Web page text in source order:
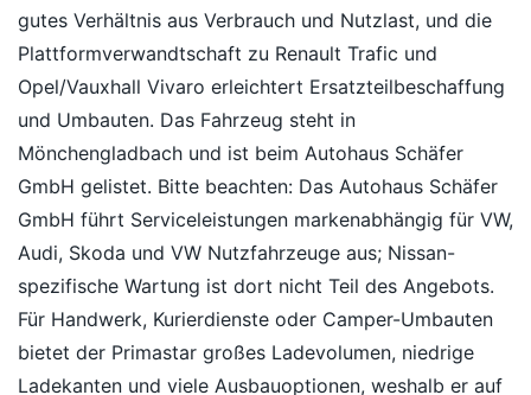
gutes Verhältnis aus Verbrauch und Nutzlast, und die
Plattformverwandtschaft zu Renault Trafic und
Opel/Vauxhall Vivaro erleichtert Ersatzteilbeschaffung
und Umbauten. Das Fahrzeug steht in
Mönchengladbach und ist beim Autohaus Schäfer
GmbH gelistet. Bitte beachten: Das Autohaus Schäfer
GmbH führt Serviceleistungen markenabhängig für VW,
Audi, Skoda und VW Nutzfahrzeuge aus; Nissan-
spezifische Wartung ist dort nicht Teil des Angebots.
Für Handwerk, Kurierdienste oder Camper-Umbauten
bietet der Primastar großes Ladevolumen, niedrige
Ladekanten und viele Ausbauoptionen, weshalb er auf